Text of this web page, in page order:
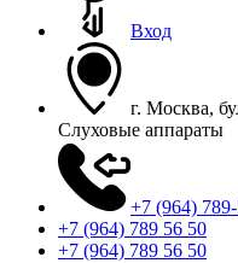
Вход
г. Москва,
Слуховые аппараты
+7 (964)
+7 (964) 789 56 50
+7 (964) 789 56 50